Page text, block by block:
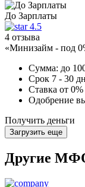
До Зарплаты
4.5
4 отзыва
«Минизайм - под
Сумма: до
Срок 7 - 30
Ставка от 0%
Одобрение
Получить деньги
Загрузить еще
Другие